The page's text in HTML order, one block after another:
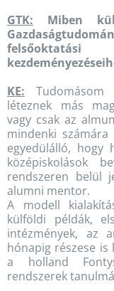
GTK: Miben
KE:
léteznek más
vagy csak az
mindenki
egyedülálló,
középiskolások
rendszeren belül
alumni mentor.
A modell
külföldi példák,
intézmények, az
hónapig részese
a holland
rendszerek